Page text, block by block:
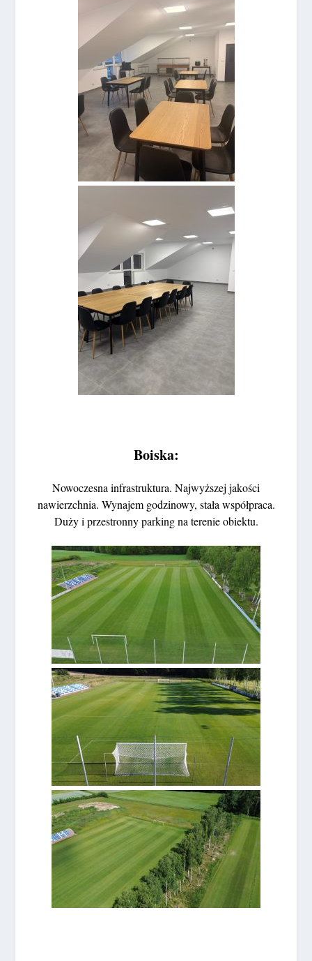
Boiska:
Nowoczesna infrastruktura. Najwyższej jakości
nawierzchnia. Wynajem godzinowy, stała współpraca.
Duży i przestronny parking na terenie obiektu.